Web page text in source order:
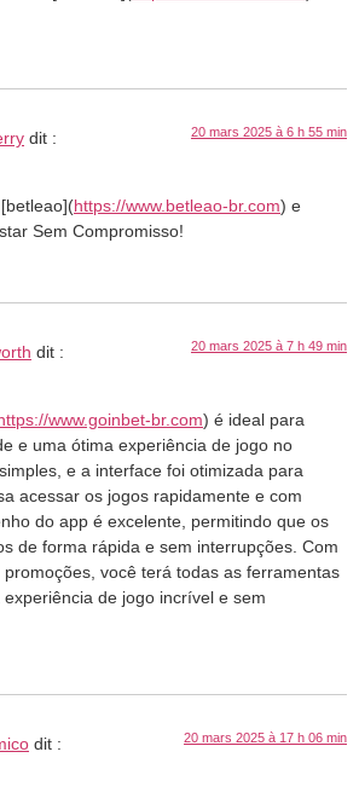
dit : 20 mars 2025 à 6 h 55 min
https://www.betleao-br.com) e
Sem Compromisso!
dit : 20 mars 2025 à 7 h 49 min
www.goinbet-br.com) é ideal para
e uma ótima experiência de jogo no
e a interface foi otimizada para
acessar os jogos rapidamente e com
do app é excelente, permitindo que os
de forma rápida e sem interrupções. Com
você terá todas as ferramentas
de jogo incrível e sem
dit : 20 mars 2025 à 17 h 06 min